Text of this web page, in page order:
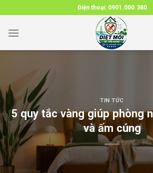
to
content
Điện thoại: 0901.000.380
TIN TỨC
5 quy tắc vàng giúp phòng
và ấm cúng